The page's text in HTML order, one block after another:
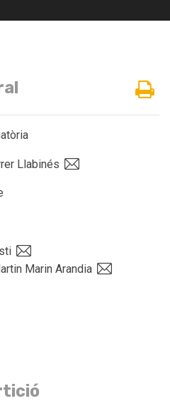
Llabinés
Marin Arandia